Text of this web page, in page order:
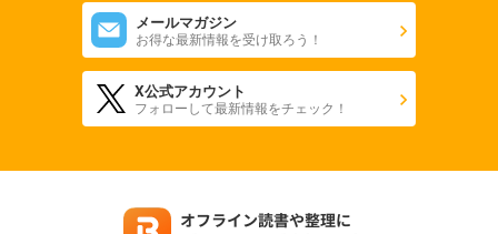
メールマガジン
お得な最新情報を受け取ろう！
X公式アカウント
フォローして最新情報をチェック！